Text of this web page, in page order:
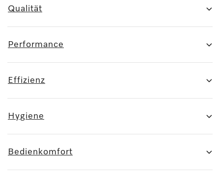
Qualität
Performance
Effizienz
Hygiene
Bedienkomfort